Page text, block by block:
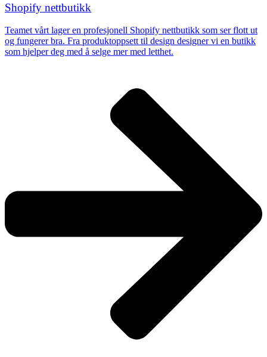
Shopify nettbutikk
Teamet vårt lager en profesjonell Shopify nettbutikk som ser flott ut
og fungerer bra. Fra produktoppsett til design designer vi en butikk
som hjelper deg med å selge mer med letthet.